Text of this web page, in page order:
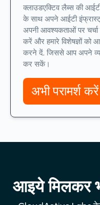
क्लाउडएक्टिव लैब्स की
के साथ अपने आईटी
अपनी आवश्यकताओं पर
करें और हमारे विशेषज्ञों को
करने दें, जिससे आप अपने
कर सकें।
अभी परामर्श करें
आइये मिलकर